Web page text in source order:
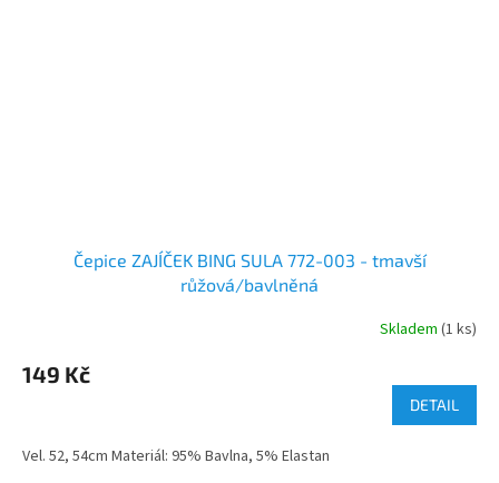
Čepice ZAJÍČEK BING SULA 772-003 - tmavší
růžová/bavlněná
Skladem (1 ks)
149 Kč
DETAIL
Vel. 52, 54cm Materiál: 95% Bavlna, 5% Elastan